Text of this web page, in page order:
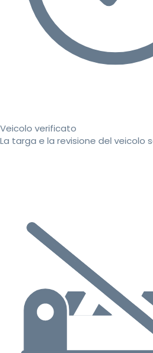
Veicolo verificato
La targa e la revisione del